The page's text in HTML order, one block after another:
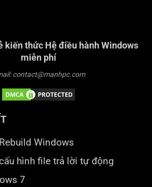
kiến thức Hệ điều hành Windows
miễn phí
contact@manhpc.com
Windows
hình file trả lời tự động
7